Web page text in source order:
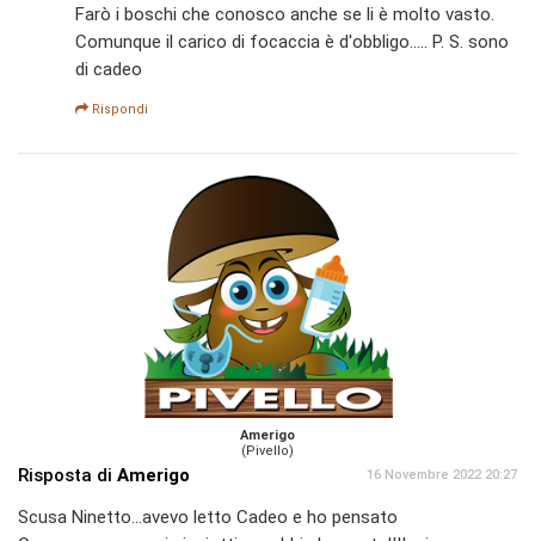
Farò i boschi che conosco anche se li è molto vasto.
Comunque il carico di focaccia è d'obbligo..... P. S. sono
di cadeo
Rispondi
Amerigo
(Pivello)
Risposta di Amerigo 16 Novembre 2022 20:27
Scusa Ninetto...avevo letto Cadeo e ho pensato